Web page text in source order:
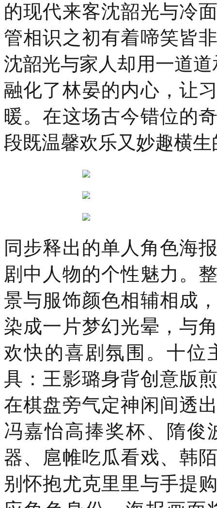
际
青
设
计
师
时
大
赛
总
决
在
杭
举
行。
越
千
年
的现代来客沈韶光与冷
管相识之初有着啼笑皆
沈韶光与家人却用一道
融化了林晏的内心，让
暖。在这场古今错位的
段既温馨欢乐又妙趣横生
同步释出的单人角色海
剧中人物的个性魅力。
景与服饰颜色相辅相成
染成一片梦幻光晕，与
欢快的喜剧氛围。十位
具：王影璐身背创意版
在棋盘旁气定神闲间透
冯嘉怡高捧奖杯、隋俊
器、扈帷吃瓜看戏、韩
别怀抱尤克里里与手提